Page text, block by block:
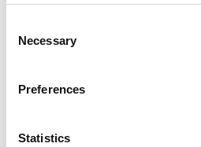
Selection
Necessary
Preferences
Statistics